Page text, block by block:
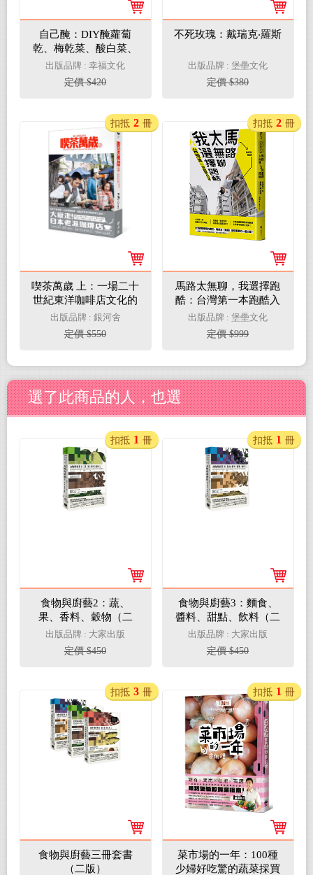
自己醃：DIY醃蘿蔔
乾、梅乾菜、酸白菜、
筍乾、鹹豬肉34種家用
做菜配料
出版品牌 : 幸福文化
定價 $420
不死玫瑰：戴瑞克‧羅斯
出版品牌 : 堡壘文化
定價 $380
喫茶萬歲 上：一場二十
世紀東洋咖啡店文化的
紀實壯遊。
出版品牌 : 銀河舍
定價 $550
扣抵 2 冊
馬路太無聊，我選擇跑
酷：台灣第一本跑酷入
門指南（動作示範全圖
解＋45組真人影音示範
QRcode）
出版品牌 : 堡壘文化
定價 $999
扣抵 2 冊
選了此商品的人，也選
食物與廚藝2：蔬、
果、香料、穀物（二
版）
出版品牌 : 大家出版
定價 $450
扣抵 1 冊
食物與廚藝3：麵食、
醬料、甜點、飲料（二
版）
出版品牌 : 大家出版
定價 $450
扣抵 1 冊
食物與廚藝三冊套書
（二版）
扣抵 3 冊
菜市場的一年：100種
少婦好吃驚的蔬菜採買
扣抵 1 冊